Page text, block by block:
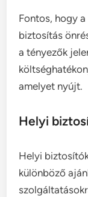
Fontos, hogy
biztosítás
a tényezők
amelyet nyújt.
Helyi
Helyi
különböző